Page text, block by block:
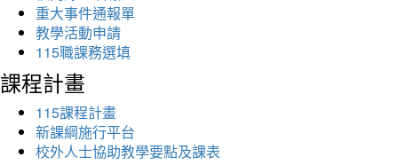
重大事件通報單
教學活動申請
115職課務選填
課程計畫
115課程計畫
新課綱施行平台
校外人士協助教學要點及課表